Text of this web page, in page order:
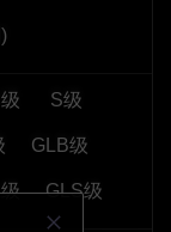
S级
GLB级
GLS级